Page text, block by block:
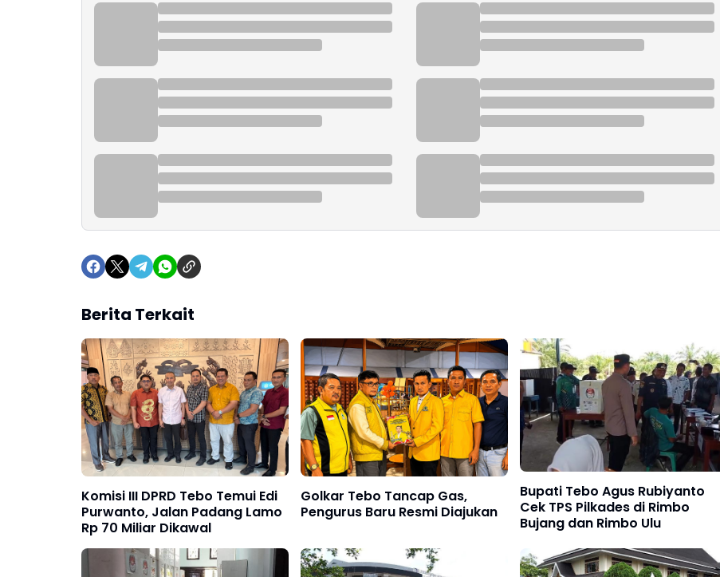
Berita Terkait
Komisi III DPRD Tebo Temui Edi
Purwanto, Jalan Padang Lamo
Rp 70 Miliar Dikawal
Golkar Tebo Tancap Gas,
Pengurus Baru Resmi Diajukan
Bupati Tebo Agus Rubiyanto
Cek TPS Pilkades di Rimbo
Bujang dan Rimbo Ulu